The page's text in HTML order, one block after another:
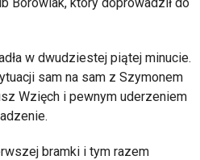
w dwudziestej piątej minucie.
sam na sam z Szymonem
Wzięch i pewnym uderzeniem
bramki i tym razem